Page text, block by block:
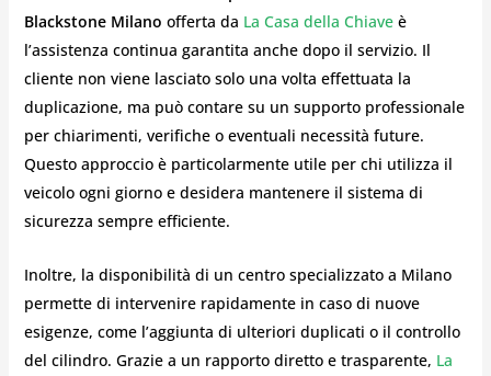
Blackstone Milano offerta da La Casa della Chiaveè
l’assistenza continua garantita anche dopo il servizio. Il
cliente non viene lasciato solo una volta effettuata la
duplicazione, ma può contare su un supporto professionale
per chiarimenti, verifiche o eventuali necessità future.
Questo approccio è particolarmente utile per chi utilizza il
veicolo ogni giorno e desidera mantenere il sistema di
sicurezza sempre efficiente.
Inoltre, la disponibilità di un centro specializzato a Milano
permette di intervenire rapidamente in caso di nuove
esigenze, come l’aggiunta di ulteriori duplicati o il controllo
del cilindro. Grazie a un rapporto diretto e trasparente, La